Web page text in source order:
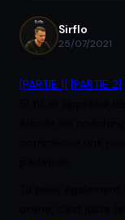
Sirflo
25/07/2021
[PARTIE 1] [PARTIE 2]